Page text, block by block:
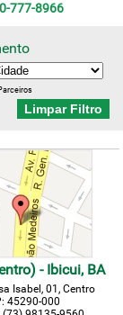
777-8966
Limpar Filtro
- Ibicui, BA
Isabel, 01, Centro
45290-000